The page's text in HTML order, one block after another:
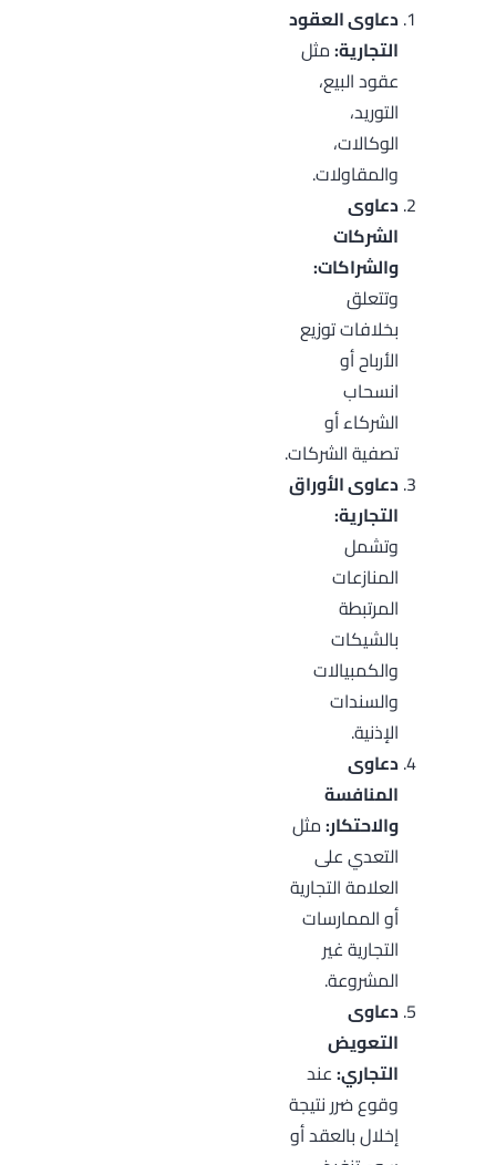
دعاوى العقود
التجارية:مثل
عقود البيع،
التوريد،
الوكالات،
والمقاولات.
دعاوى
الشركات
والشراكات:
وتتعلق
بخلافات توزيع
الأرباح أو
انسحاب
الشركاء أو
تصفية الشركات.
دعاوى الأوراق
التجارية:
وتشمل
المنازعات
المرتبطة
بالشيكات
والكمبيالات
والسندات
الإذنية.
دعاوى
المنافسة
والاحتكار:مثل
التعدي على
العلامة التجارية
أو الممارسات
التجارية غير
المشروعة.
دعاوى
التعويض
التجاري:عند
وقوع ضرر نتيجة
إخلال بالعقد أو